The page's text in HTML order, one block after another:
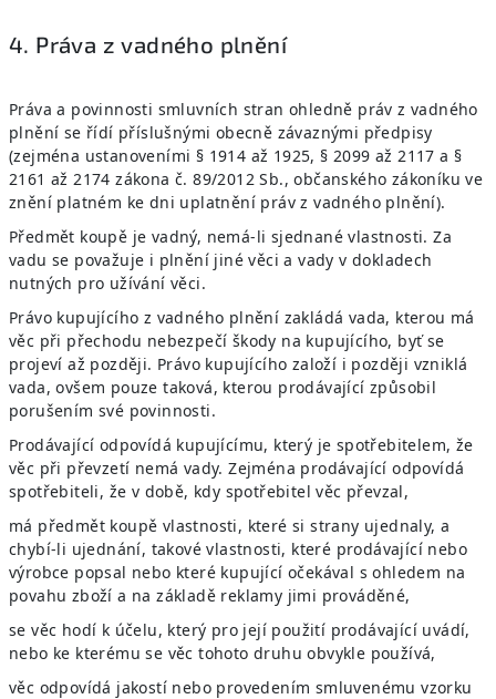
4. Práva z vadného plnění
Práva a povinnosti smluvních stran ohledně práv z vadného
plnění se řídí příslušnými obecně závaznými předpisy
(zejména ustanoveními § 1914 až 1925, § 2099 až 2117 a §
2161 až 2174 zákona č. 89/2012 Sb., občanského zákoníku ve
znění platném ke dni uplatnění práv z vadného plnění).
Předmět koupě je vadný, nemá-li sjednané vlastnosti. Za
vadu se považuje i plnění jiné věci a vady v dokladech
nutných pro užívání věci.
Právo kupujícího z vadného plnění zakládá vada, kterou má
věc při přechodu nebezpečí škody na kupujícího, byť se
projeví až později. Právo kupujícího založí i později vzniklá
vada, ovšem pouze taková, kterou prodávající způsobil
porušením své povinnosti.
Prodávající odpovídá kupujícímu, který je spotřebitelem, že
věc při převzetí nemá vady. Zejména prodávající odpovídá
spotřebiteli, že v době, kdy spotřebitel věc převzal,
má předmět koupě vlastnosti, které si strany ujednaly, a
chybí-li ujednání, takové vlastnosti, které prodávající nebo
výrobce popsal nebo které kupující očekával s ohledem na
povahu zboží a na základě reklamy jimi prováděné,
se věc hodí k účelu, který pro její použití prodávající uvádí,
nebo ke kterému se věc tohoto druhu obvykle používá,
věc odpovídá jakostí nebo provedením smluvenému vzorku